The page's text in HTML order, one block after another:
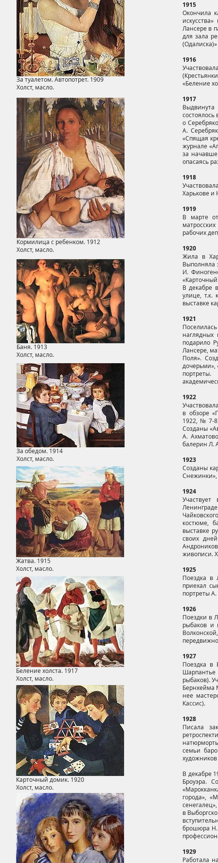
За туалетом. Автопотрет. 1909
Холст, масло.
Кормилица с ребенком. 1912
Холст, масло.
Баня. 1913
Холст, масло.
За обедом. 1914
Холст, масло.
Жатва. 1915
Холст, масло.
Беление холста. 1917
Холст, масло.
Карточный домик. 1920
Холст, масло.
1915
Окончила
Лансере в
для зала
1916
«Беление
1917
о
А.
«Спящая
журнале
за
опасаясь
1918
Харькове и
1919
В марте
рабочих
1920
Жила в
Выполняла
И.
В декабре
улице, т.к.
выставке
1921
наглядных
подарило
Лансере,
Поля».
дочерьми»,
1922
в обзоре
1922, № 7-
Созданы
А.
балерин Л.
1923
Созданы
Снежинки»,
1924
костюме,
выставке
своих
живописи.
1925
Поездка в
приехал
портреты
1926
Поездки в
рыбаков и
1927
Поездка в
рыбаков).
Бернхейма
нее
Кассис).
1928
Писала
семьи
В декабре
Броуэра.
города»,
в
брошюра Н.
1929
Работала